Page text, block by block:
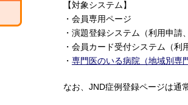
【対象システム】
・会員専用ページ
・演題登録システム（利用申請
・会員カード受付システム（利
・ 専門医のいる病院（地域別専
なお、JND症例登録ページは通